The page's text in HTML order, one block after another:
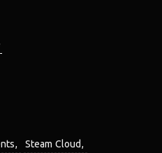
Steam Cloud